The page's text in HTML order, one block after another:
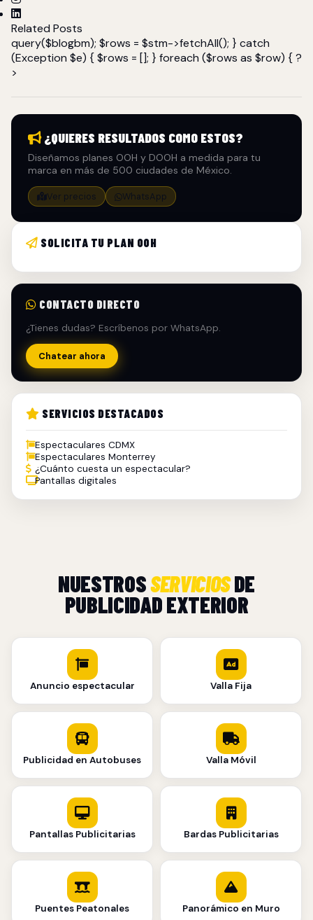
Related Posts
query($blogbm); $rows = $stm->fetchAll(); } catch
(Exception $e) { $rows = []; } foreach ($rows as $row) { ?
>
¿QUIERES RESULTADOS COMO ESTOS?
Diseñamos planes OOH y DOOH a medida para tu
marca en más de 500 ciudades de México.
Ver precios WhatsApp
SOLICITA TU PLAN OOH
CONTACTO DIRECTO
¿Tienes dudas? Escríbenos por WhatsApp.
Chatear ahora
SERVICIOS DESTACADOS
Espectaculares CDMX
Espectaculares Monterrey
¿Cuánto cuesta un espectacular?
Pantallas digitales
NUESTROSSERVICIOSDE
PUBLICIDAD EXTERIOR
Anuncio espectacular Valla Fija
Publicidad en Autobuses Valla Móvil
Pantallas Publicitarias Bardas Publicitarias
Puentes Peatonales Panorámico en Muro